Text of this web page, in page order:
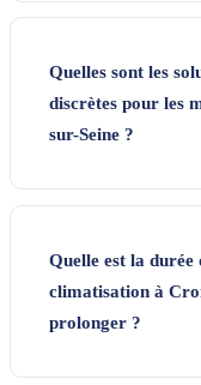
Quelles sont les
discrètes pour les
sur-Seine ?
Quelle est la durée
climatisation à
prolonger ?